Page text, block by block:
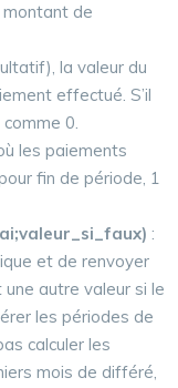
montant de
la valeur du
effectué. S’il
0.
les paiements
fin de période, 1
:
et de renvoyer
autre valeur si le
les périodes de
calculer les
mois de différé,